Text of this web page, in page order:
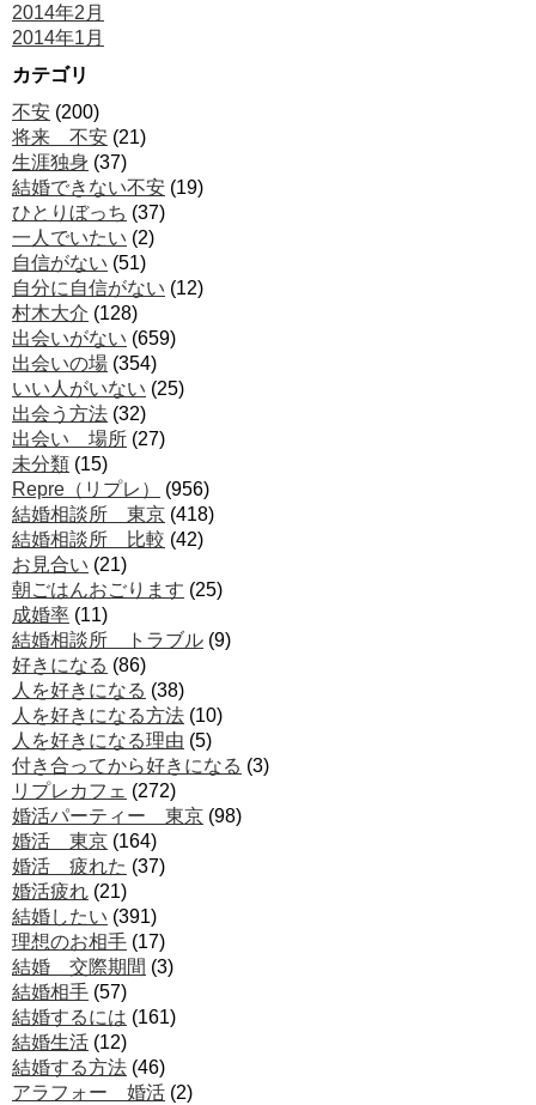
2014年2月
2014年1月
カテゴリ
不安 (200)
将来 不安 (21)
生涯独身 (37)
結婚できない不安 (19)
ひとりぼっち (37)
一人でいたい (2)
自信がない (51)
自分に自信がない (12)
村木大介 (128)
出会いがない (659)
出会いの場 (354)
いい人がいない (25)
出会う方法 (32)
出会い 場所 (27)
未分類 (15)
Repre（リプレ）
(956)
結婚相談所 東京 (418)
結婚相談所 比較 (42)
お見合い (21)
朝ごはんおごります (25)
成婚率 (11)
結婚相談所 トラブル (9)
好きになる (86)
人を好きになる (38)
人を好きになる方法 (10)
人を好きになる理由 (5)
付き合ってから好きになる (3)
リプレカフェ (272)
婚活パーティー 東京 (98)
婚活 東京 (164)
婚活 疲れた (37)
婚活疲れ (21)
結婚したい (391)
理想のお相手 (17)
結婚 交際期間 (3)
結婚相手 (57)
結婚するには (161)
結婚生活 (12)
結婚する方法 (46)
アラフォー 婚活 (2)